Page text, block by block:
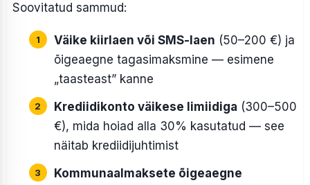
Soovitatud sammud:
Väike kiirlaen või SMS-laen (50–200 €) ja
õigeaegne tagasimaksmine — esimene
„taasteast” kanne
Krediidikonto väikese limiidiga (300–500
€), mida hoiad alla 30% kasutatud — see
näitab krediidijuhtimist
Kommunaalmaksete õigeaegne